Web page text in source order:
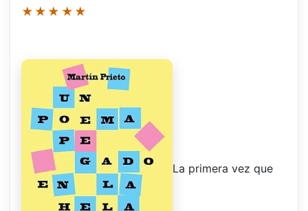
★★★★★
La primera vez que